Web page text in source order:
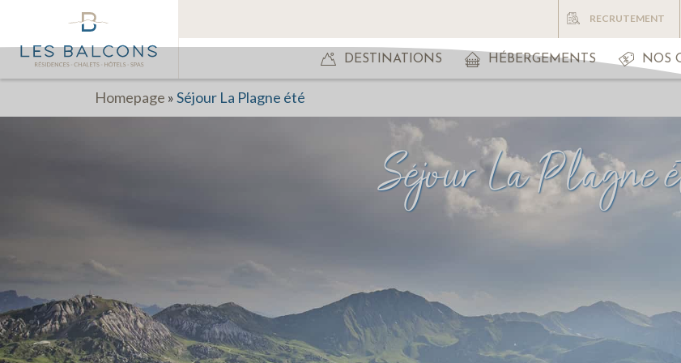
RECRUTEMENT
DESTINATIONS HÉBERGEMENTS NOS
Homepage »Séjour La Plagne été
Séjour La Plagne